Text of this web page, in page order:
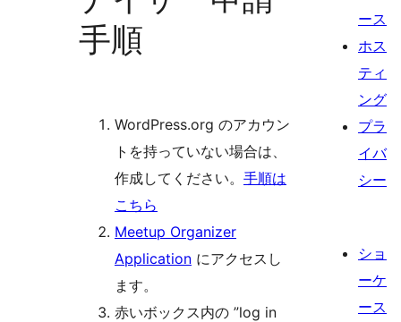
手順
WordPress.org のアカウン
トを持っていない場合は、
作成してください。 手順は
こちら
Meetup Organizer
Application にアクセスし
ます。
赤いボックス内の ”log in
ース
ホス
ティ
ング
プラ
イバ
シー
ショ
ーケ
ース